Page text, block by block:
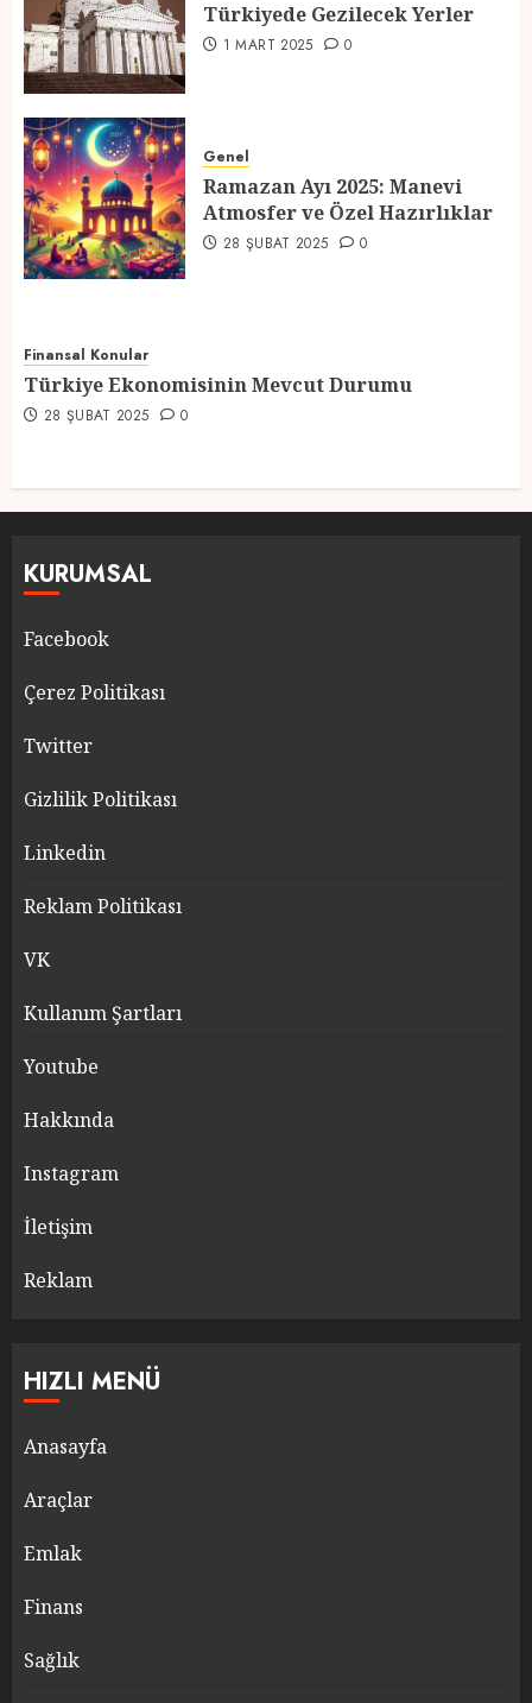
4
5
Atmosfer ve Özel Hazırlıklar
28 ŞUBAT 2025 0
Türkiyede Gezilecek Yerler
1 MART 2025 0
Genel
Ramazan Ayı 2025: Manevi
Atmosfer ve Özel Hazırlıklar
28 ŞUBAT 2025 0
Finansal Konular
Türkiye Ekonomisinin Mevcut Durumu
28 ŞUBAT 2025 0
KURUMSAL
Facebook
Çerez Politikası
Twitter
Gizlilik Politikası
Linkedin
Reklam Politikası
VK
Kullanım Şartları
Youtube
Hakkında
Instagram
İletişim
Reklam
HIZLI MENÜ
Anasayfa
Araçlar
Emlak
Finans
Sağlık